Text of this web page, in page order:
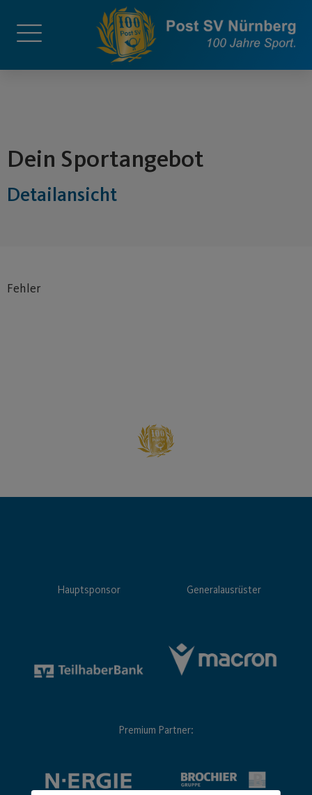
Dein Sportangebot
Detailansicht
Fehler
Hauptsponsor Generalausrüster
Premium Partner: